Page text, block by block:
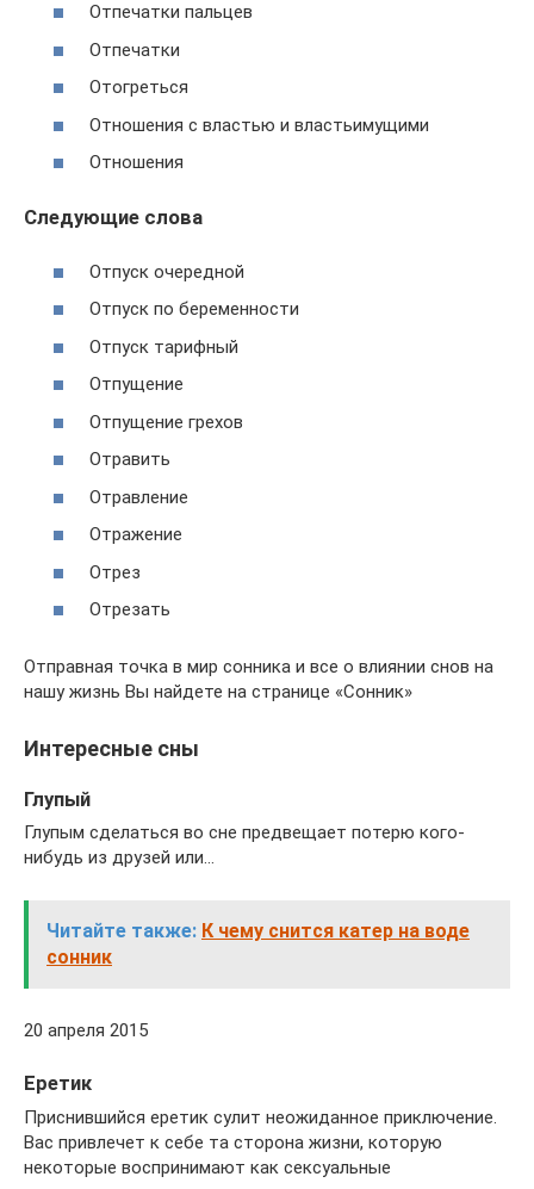
Отпечатки пальцев
Отпечатки
Отогреться
Отношения с властью и властьимущими
Отношения
Следующие слова
Отпуск очередной
Отпуск по беременности
Отпуск тарифный
Отпущение
Отпущение грехов
Отравить
Отравление
Отражение
Отрез
Отрезать
Отправная точка в мир сонника и все о влиянии снов на
нашу жизнь Вы найдете на странице «Сонник»
Интересные сны
Глупый
Глупым сделаться во сне предвещает потерю кого-
нибудь из друзей или…
Читайте также: К чему снится катер на воде
сонник
20 апреля 2015
Еретик
Приснившийся еретик сулит неожиданное приключение.
Вас привлечет к себе та сторона жизни, которую
некоторые воспринимают как сексуальные